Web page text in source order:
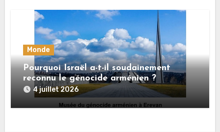
Monde
Pourquoi Israël a-t-il soudainement
reconnu le génocide arménien ?
4 juillet 2026